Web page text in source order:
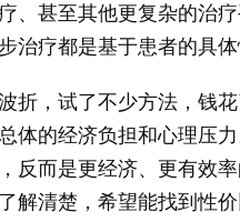
、甚至其他更复杂的治疗
治疗都是基于患者的具
折，试了不少方法，钱
体的经济负担和心理压
反而是更经济、更有效
解清楚，希望能找到性